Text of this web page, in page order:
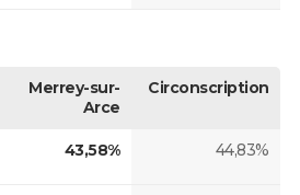
Merrey-sur-
Arce
Circonscription
43,58% 44,83%